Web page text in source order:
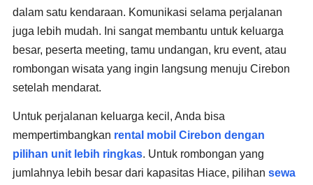
dalam satu kendaraan. Komunikasi selama perjalanan
juga lebih mudah. Ini sangat membantu untuk keluarga
besar, peserta meeting, tamu undangan, kru event, atau
rombongan wisata yang ingin langsung menuju Cirebon
setelah mendarat.
Untuk perjalanan keluarga kecil, Anda bisa
mempertimbangkan rental mobil Cirebon dengan
pilihan unit lebih ringkas. Untuk rombongan yang
jumlahnya lebih besar dari kapasitas Hiace, pilihansewa